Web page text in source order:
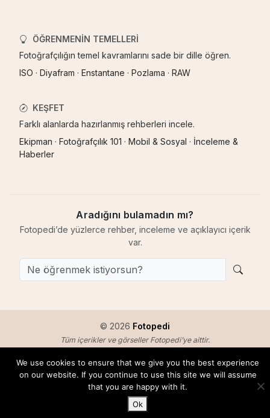
ÖĞRENMENIN TEMELLERI
Fotoğrafçılığın temel kavramlarını sade bir dille öğren.
ISO · Diyafram · Enstantane · Pozlama · RAW
KEŞFET
Farklı alanlarda hazırlanmış rehberleri incele.
Ekipman · Fotoğrafçılık 101 · Mobil & Sosyal · İnceleme &
Haberler
Aradığını bulamadın mı?
Fotopedi’de yüzlerce rehber, inceleme ve açıklayıcı içerik
var.
© 2026 Fotopedi
Tüm içerikler ve görseller Fotopedi’ye aittir.
HakkımızdaTelif & KullanımGizlilikİletişim
We use cookies to ensure that we give you the best experience
on our website. If you continue to use this site we will assume
that you are happy with it.
Ok